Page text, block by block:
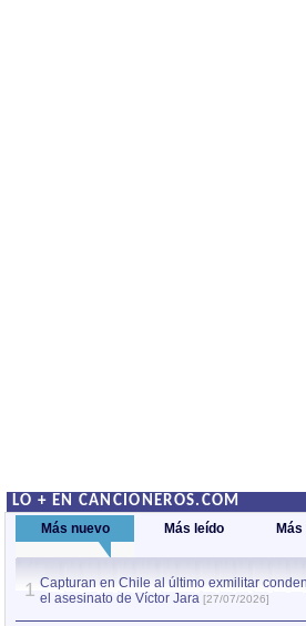
LO + EN CANCIONEROS.COM
Más nuevo Más leído
1 Capturan en Chile al último exmilitar
el asesinato de Víctor Jara [27/07/2026]